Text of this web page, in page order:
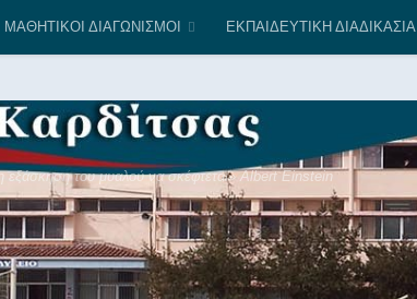
κάθε Τετάρτη 09.00 - 13.00 Text 2 Text 3
ΜΑΘΗΤΙΚΟΙ ΔΙΑΓΩΝΙΣΜΟΙ ΕΚΠΑΙΔΕΥΤΙΚΗ ΔΙΑΔΙΚΑΣΙΑ
εξάσκηση του μυαλού να σκέφτεται» Albert Einstein